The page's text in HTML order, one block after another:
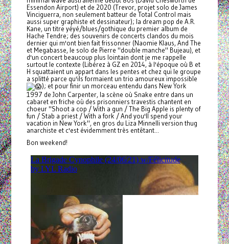
Essendon Airport) et de 2020 (Trevor, projet solo de James
Vinciguerra, non seulement batteur de Total Control mais
aussi super graphiste et dessinateur); la dream pop de A.R.
Kane, un titre yéyé/blues/gothique du premier album de
Hache Tendre; des souvenirs de concerts clandos du mois
dernier qui m'ont bien fait frissonner (Naomie Klaus, And The
et Megabasse, le solo de Pierre "double manche" Bujeau), et
d'un concert beaucoup plus lointain dont je me rappelle
surtout le contexte (Libérez à GZ en 2014, à l'époque où B et
H squattaient un appart dans les pentes et chez qui le groupe
a splitté parce qu'ils formaient un trio amoureux impossible
); et pour finir un morceau entendu dans New York
1997 de John Carpenter, la scène où Snake entre dans un
cabaret en friche où des prisonniers travestis chantent en
choeur "Shoot a cop / With a gun / The Big Apple is plenty of
fun / Stab a priest / With a fork / And you'll spend your
vacation in New York", en gros du Liza Minnelli version thug
anarchiste et c'est évidemment très entêtant...
Bon weekend!